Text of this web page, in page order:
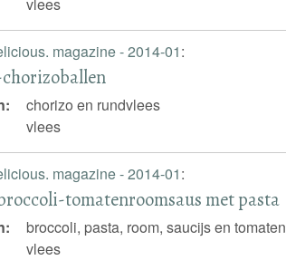
vlees
magazine - 2014-01:
chorizo en rundvlees
vlees
magazine - 2014-01:
tomatenroomsaus met pasta
broccoli, pasta, room, saucijs en tomaten
vlees